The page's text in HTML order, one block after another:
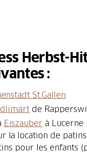
Herbst-
St.Gallen
Eiszauber à Lucerne
la location de